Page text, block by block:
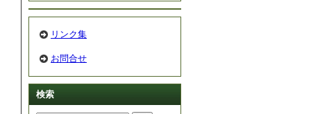
リンク集
お問合せ
検索